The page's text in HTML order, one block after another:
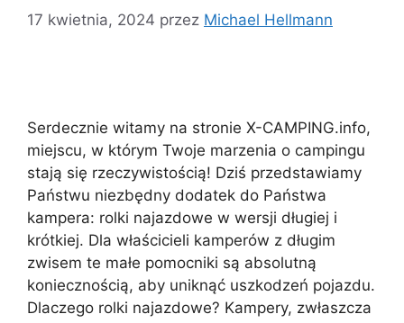
17 kwietnia, 2024 przez Michael Hellmann
Serdecznie witamy na stronie X-CAMPING.info,
miejscu, w którym Twoje marzenia o campingu
stają się rzeczywistością! Dziś przedstawiamy
Państwu niezbędny dodatek do Państwa
kampera: rolki najazdowe w wersji długiej i
krótkiej. Dla właścicieli kamperów z długim
zwisem te małe pomocniki są absolutną
koniecznością, aby uniknąć uszkodzeń pojazdu.
Dlaczego rolki najazdowe? Kampery, zwłaszcza